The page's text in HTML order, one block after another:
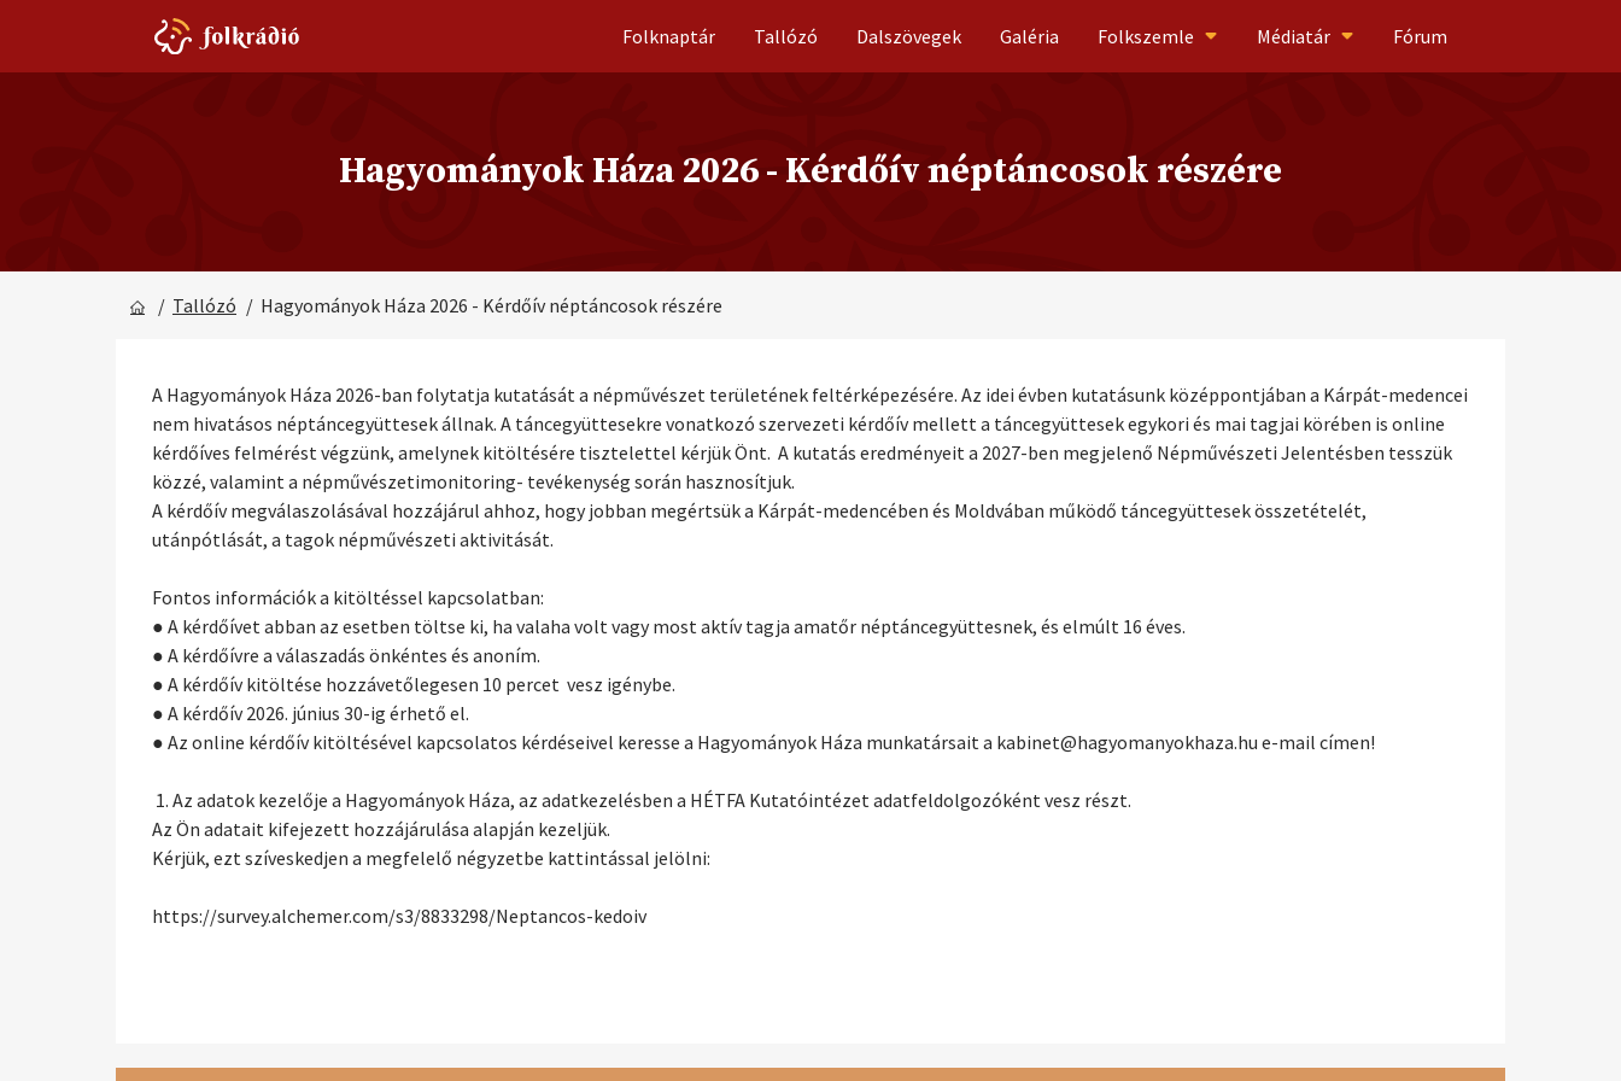
Folknaptár Tallózó Dalszövegek Galéria Folkszemle Médiatár Fórum
Hagyományok Háza 2026 - Kérdőív néptáncosok részére
/ Tallózó / Hagyományok Háza 2026 - Kérdőív néptáncosok részére
A Hagyományok Háza 2026-ban folytatja kutatását a népművészet területének feltérképezésére. Az idei évben kutatásunk középpontjában a Kárpát-medencei
nem hivatásos néptáncegyüttesek állnak. A táncegyüttesekre vonatkozó szervezeti kérdőív mellett a táncegyüttesek egykori és mai tagjai körében is online
kérdőíves felmérést végzünk, amelynek kitöltésére tisztelettel kérjük Önt. A kutatás eredményeit a 2027-ben megjelenő Népművészeti Jelentésben tesszük
közzé, valamint a népművészetimonitoring- tevékenység során hasznosítjuk.
A kérdőív megválaszolásával hozzájárul ahhoz, hogy jobban megértsük a Kárpát-medencében és Moldvában működő táncegyüttesek összetételét,
utánpótlását, a tagok népművészeti aktivitását.
Fontos információk a kitöltéssel kapcsolatban:
● A kérdőívet abban az esetben töltse ki, ha valaha volt vagy most aktív tagja amatőr néptáncegyüttesnek, és elmúlt 16 éves.
● A kérdőívre a válaszadás önkéntes és anoním.
● A kérdőív kitöltése hozzávetőlegesen 10 percet vesz igénybe.
● A kérdőív 2026. június 30-ig érhető el.
● Az online kérdőív kitöltésével kapcsolatos kérdéseivel keresse a Hagyományok Háza munkatársait a kabinet@hagyomanyokhaza.hu e-mail címen!
1. Az adatok kezelője a Hagyományok Háza, az adatkezelésben a HÉTFA Kutatóintézet adatfeldolgozóként vesz részt.
Az Ön adatait kifejezett hozzájárulása alapján kezeljük.
Kérjük, ezt szíveskedjen a megfelelő négyzetbe kattintással jelölni:
https://survey.alchemer.com/s3/8833298/Neptancos-kedoiv